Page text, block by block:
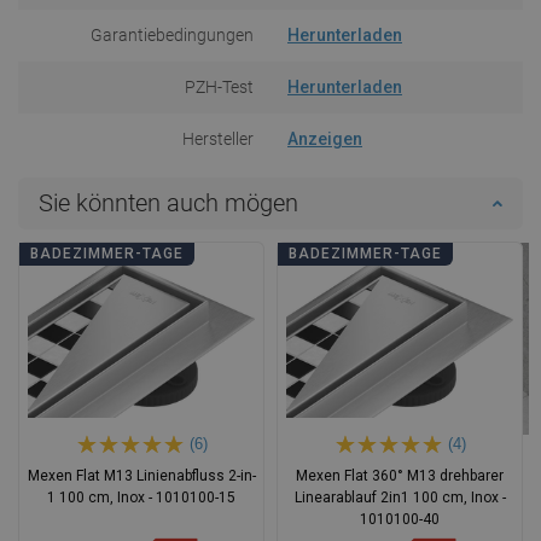
Garantiebedingungen Herunterladen
PZH-Test Herunterladen
Hersteller Anzeigen
Sie könnten auch mögen
BADEZIMMER-TAGE
(6)
Mexen Flat M13 Linienabfluss 2-in-
1 100 cm, Inox - 1010100-15
BADEZIMMER-TAGE
(4)
Mexen Flat 360° M13 drehbarer
Linearablauf 2in1 100 cm, Inox -
1010100-40